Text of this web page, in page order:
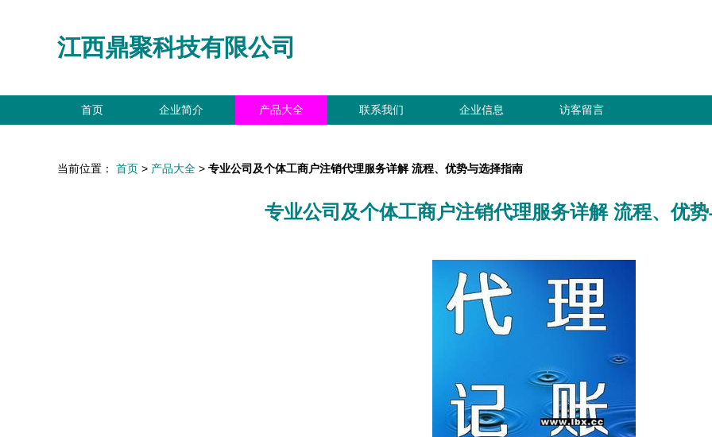
江西鼎聚科技有限公司
首页 企业简介 产品大全 联系我们 企业信息 访客留言
当前位置： 首页 > 产品大全 > 专业公司及个体工商户注销代理服务详解 流程、优势与选择指南
专业公司及个体工商户注销代理服务详解 流程、优